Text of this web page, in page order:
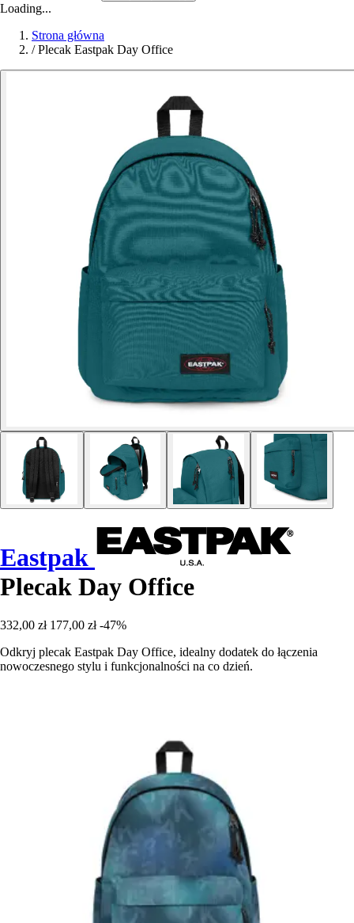
Loading...
Strona główna
/ Plecak Eastpak Day Office
Eastpak
Plecak Day Office
332,00 zł 177,00 zł -47%
Odkryj plecak Eastpak Day Office, idealny dodatek do łączenia
nowoczesnego stylu i funkcjonalności na co dzień.